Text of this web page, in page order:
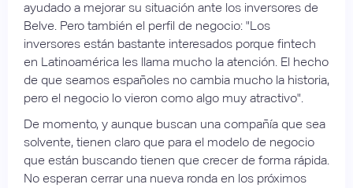
ayudado a mejorar su situación ante los inversores de
Belve. Pero también el perfil de negocio: "Los
inversores están bastante interesados porque fintech
en Latinoamérica les llama mucho la atención. El hecho
de que seamos españoles no cambia mucho la historia,
pero el negocio lo vieron como algo muy atractivo".
De momento, y aunque buscan una compañía que sea
solvente, tienen claro que para el modelo de negocio
que están buscando tienen que crecer de forma rápida.
No esperan cerrar una nueva ronda en los próximos